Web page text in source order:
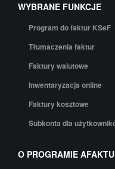
WYBRANE FUNKCJE
Program do faktur KSeF
Tłumaczenia faktur
Faktury walutowe
Inwentaryzacja online
Faktury kosztowe
Subkonta dla
O PROGRAMIE